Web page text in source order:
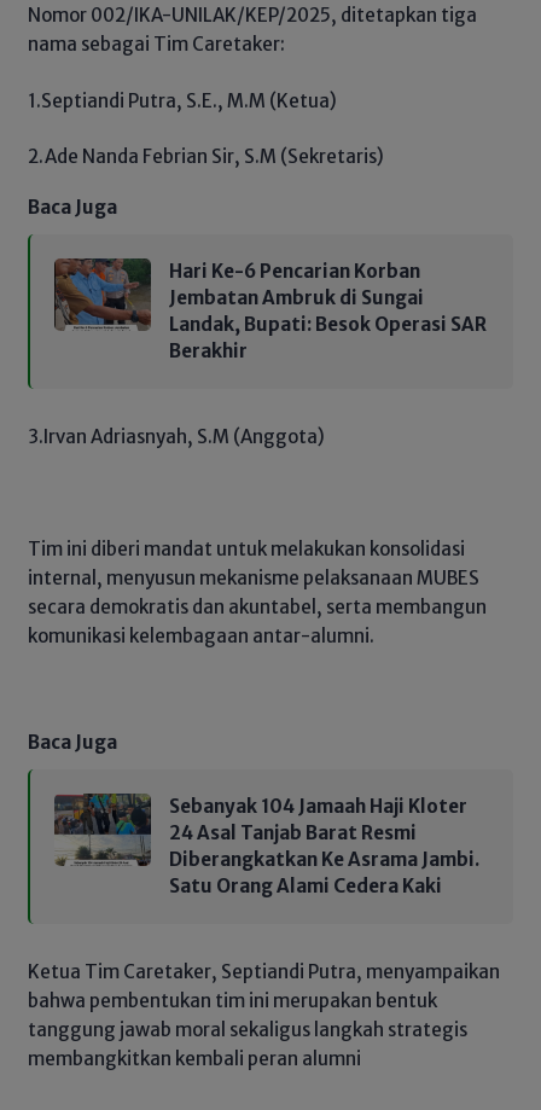
Nomor 002/IKA-UNILAK/KEP/2025, ditetapkan tiga
nama sebagai Tim Caretaker:
1.Septiandi Putra, S.E., M.M (Ketua)
2.Ade Nanda Febrian Sir, S.M (Sekretaris)
Baca Juga
Hari Ke-6 Pencarian Korban
Jembatan Ambruk di Sungai
Landak, Bupati: Besok Operasi SAR
Berakhir
3.Irvan Adriasnyah, S.M (Anggota)
Tim ini diberi mandat untuk melakukan konsolidasi
internal, menyusun mekanisme pelaksanaan MUBES
secara demokratis dan akuntabel, serta membangun
komunikasi kelembagaan antar-alumni.
Baca Juga
Sebanyak 104 Jamaah Haji Kloter
24 Asal Tanjab Barat Resmi
Diberangkatkan Ke Asrama Jambi.
Satu Orang Alami Cedera Kaki
Ketua Tim Caretaker, Septiandi Putra, menyampaikan
bahwa pembentukan tim ini merupakan bentuk
tanggung jawab moral sekaligus langkah strategis
membangkitkan kembali peran alumni